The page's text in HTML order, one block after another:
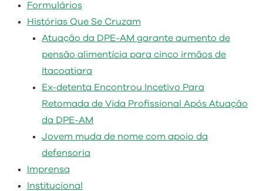
Formulários
Histórias Que Se Cruzam
Atuação da DPE-AM garante aumento de
pensão alimentícia para cinco irmãos de
Itacoatiara
Ex-detenta Encontrou Incetivo Para
Retomada de Vida Profissional Após Atuação
da DPE-AM
Jovem muda de nome com apoio da
defensoria
Imprensa
Institucional